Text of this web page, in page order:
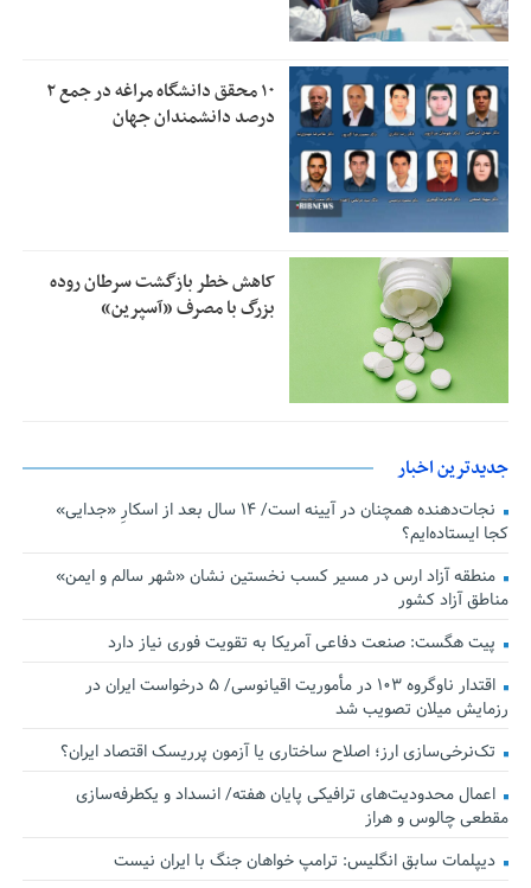
۱۰ محقق دانشگاه مراغه در جمع ۲
درصد دانشمندان جهان
کاهش خطر بازگشت سرطان روده
بزرگ با مصرف «آسپرین»
جدیدترین اخبار
نجات‌دهنده‌ همچنان در آیینه است/ ۱۴ سال بعد از اسکارِ «جدایی»
کجا ایستاده‌ایم؟
منطقه آزاد ارس در مسیر کسب نخستین نشان «شهر سالم و ایمن»
مناطق آزاد کشور
پیت هگست: صنعت دفاعی آمریکا به تقویت فوری نیاز دارد
اقتدار ناوگروه ۱۰۳ در مأموریت‌ اقیانوسی/ ۵ درخواست ایران در
رزمایش میلان تصویب شد
تک‌نرخی‌سازی ارز؛ اصلاح ساختاری یا آزمون پرریسک اقتصاد ایران؟
اعمال محدودیت‌های ترافیکی پایان هفته/ انسداد و یکطرفه‌سازی
مقطعی چالوس و هراز
دیپلمات سابق انگلیس:‌ ترامپ خواهان جنگ با ایران نیست